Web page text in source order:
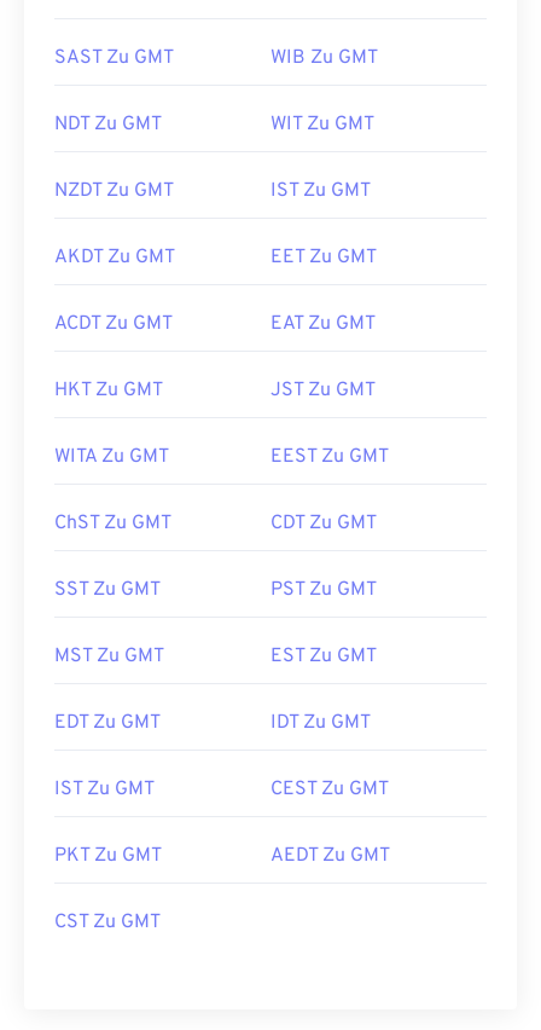
SAST Zu GMT WIB Zu GMT
NDT Zu GMT WIT Zu GMT
NZDT Zu GMT IST Zu GMT
AKDT Zu GMT EET Zu GMT
ACDT Zu GMT EAT Zu GMT
HKT Zu GMT JST Zu GMT
WITA Zu GMT EEST Zu GMT
ChST Zu GMT CDT Zu GMT
SST Zu GMT PST Zu GMT
MST Zu GMT EST Zu GMT
EDT Zu GMT IDT Zu GMT
IST Zu GMT CEST Zu GMT
PKT Zu GMT AEDT Zu GMT
CST Zu GMT